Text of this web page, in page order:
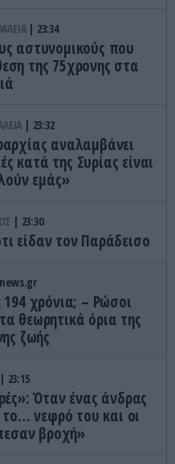
23:34
αστυνομικούς που
της 75χρονης στα
23:32
αναλαμβάνει
κατά της Συρίας είναι
εμάς»
23:30
είδαν τον Παράδεισο
χρόνια; – Ρώσοι
θεωρητικά όρια της
ζωής
23:15
Όταν ένας άνδρας
νεφρό του και οι
βροχή»